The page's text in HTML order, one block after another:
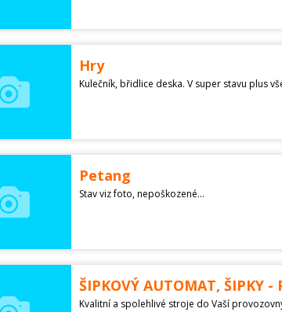
Hry
Kulečník, břidlice deska. V super stavu plus
Petang
Stav viz foto, nepoškozené...
ŠIPKOVÝ AUTOMAT, ŠIPKY -
Kvalitní a spolehlivé stroje do Vaší